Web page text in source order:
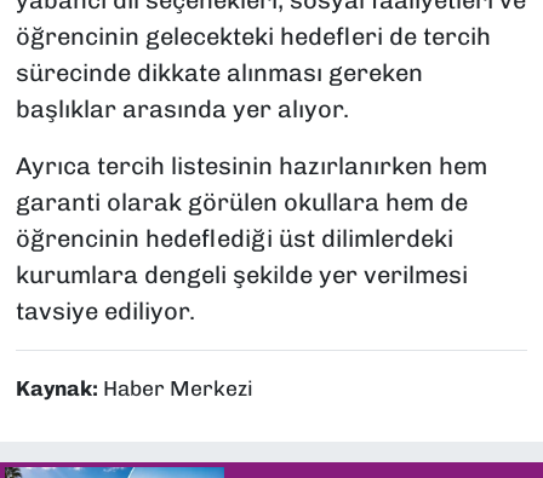
öğrencinin gelecekteki hedefleri de tercih
sürecinde dikkate alınması gereken
başlıklar arasında yer alıyor.
Ayrıca tercih listesinin hazırlanırken hem
garanti olarak görülen okullara hem de
öğrencinin hedeflediği üst dilimlerdeki
kurumlara dengeli şekilde yer verilmesi
tavsiye ediliyor.
Kaynak: Haber Merkezi